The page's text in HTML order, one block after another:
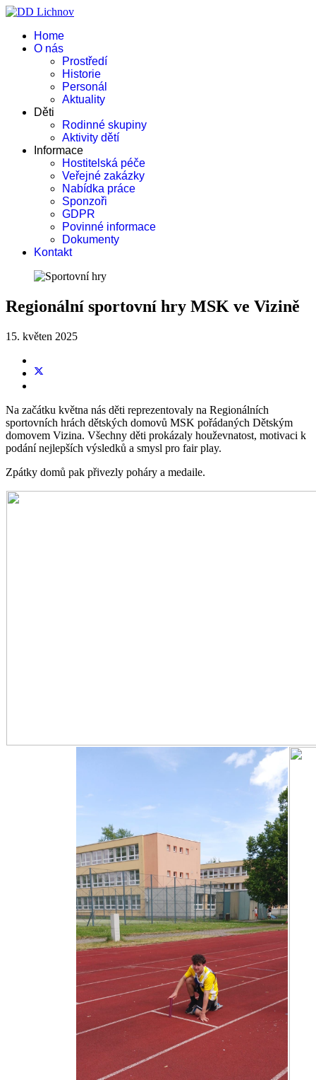
Home
O nás
Prostředí
Historie
Personál
Aktuality
Děti
Rodinné skupiny
Aktivity dětí
Informace
Hostitelská péče
Veřejné zakázky
Nabídka práce
Sponzoři
GDPR
Povinné informace
Dokumenty
Kontakt
Regionální sportovní hry MSK ve Vizině
15. květen 2025
Na začátku května nás děti reprezentovaly na Regionálních
sportovních hrách dětských domovů MSK pořádaných Dětským
domovem Vizina. Všechny děti prokázaly houževnatost, motivaci k
podání nejlepších výsledků a smysl pro fair play.
Zpátky domů pak přivezly poháry a medaile.